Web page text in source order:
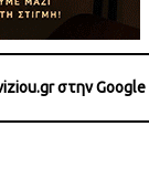
στην Google